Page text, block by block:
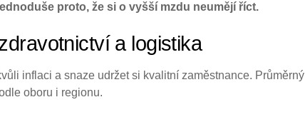
proto, že si o vyšší mzdu neumějí říct.
a logistika
inflaci a snaze udržet si kvalitní zaměstnance. Průměrný
oboru i regionu.